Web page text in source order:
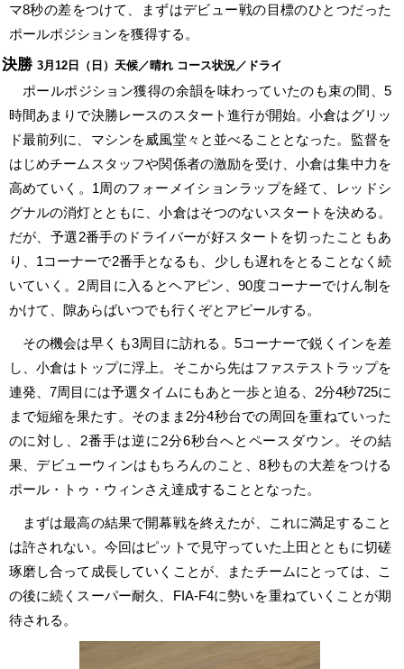
マ8秒の差をつけて、まずはデビュー戦の目標のひとつだった
ポールポジションを獲得する。
決勝 3月12日（日）天候／晴れ コース状況／ドライ
ポールポジション獲得の余韻を味わっていたのも束の間、5
時間あまりで決勝レースのスタート進行が開始。小倉はグリッ
ド最前列に、マシンを威風堂々と並べることとなった。監督を
はじめチームスタッフや関係者の激励を受け、小倉は集中力を
高めていく。1周のフォーメイションラップを経て、レッドシ
グナルの消灯とともに、小倉はそつのないスタートを決める。
だが、予選2番手のドライバーが好スタートを切ったこともあ
り、1コーナーで2番手となるも、少しも遅れをとることなく続
いていく。2周目に入るとヘアピン、90度コーナーでけん制を
かけて、隙あらばいつでも行くぞとアピールする。
その機会は早くも3周目に訪れる。5コーナーで鋭くインを差
し、小倉はトップに浮上。そこから先はファステストラップを
連発、7周目には予選タイムにもあと一歩と迫る、2分4秒725に
まで短縮を果たす。そのまま2分4秒台での周回を重ねていった
のに対し、2番手は逆に2分6秒台へとペースダウン。その結
果、デビューウィンはもちろんのこと、8秒もの大差をつける
ポール・トゥ・ウィンさえ達成することとなった。
まずは最高の結果で開幕戦を終えたが、これに満足すること
は許されない。今回はピットで見守っていた上田とともに切磋
琢磨し合って成長していくことが、またチームにとっては、こ
の後に続くスーパー耐久、FIA-F4に勢いを重ねていくことが期
待される。